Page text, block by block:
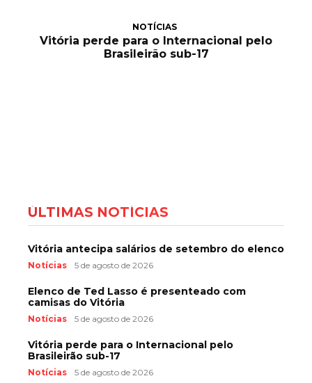
NOTÍCIAS
Vitória perde para o Internacional pelo
Brasileirão sub-17
ÚLTIMAS NOTÍCIAS
Vitória antecipa salários de setembro do elenco
Notícias 5 de agosto de 2026
Elenco de Ted Lasso é presenteado com
camisas do Vitória
Notícias 5 de agosto de 2026
Vitória perde para o Internacional pelo
Brasileirão sub-17
Notícias 5 de agosto de 2026